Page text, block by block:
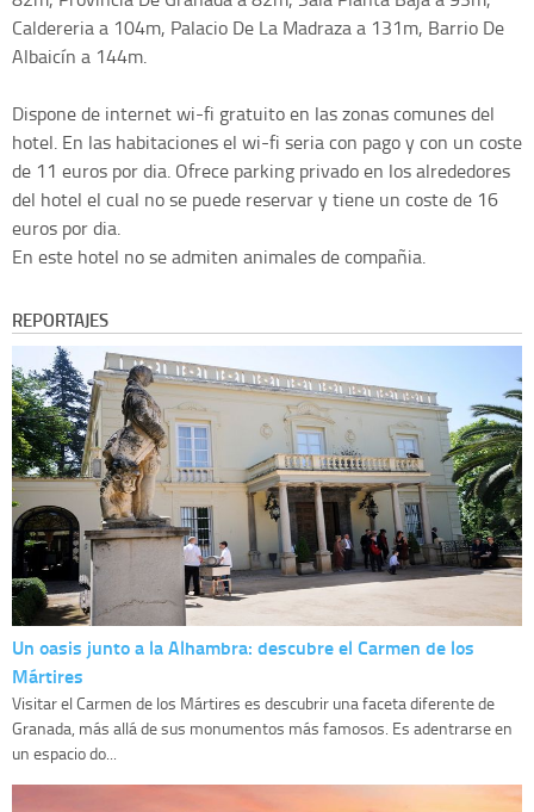
Caldereria a 104m, Palacio De La Madraza a 131m, Barrio De
Albaicín a 144m.
Dispone de internet wi-fi gratuito en las zonas comunes del
hotel. En las habitaciones el wi-fi seria con pago y con un coste
de 11 euros por dia. Ofrece parking privado en los alrededores
del hotel el cual no se puede reservar y tiene un coste de 16
euros por dia.
En este hotel no se admiten animales de compañia.
REPORTAJES
Un oasis junto a la Alhambra: descubre el Carmen de los
Mártires
Visitar el Carmen de los Mártires es descubrir una faceta diferente de
Granada, más allá de sus monumentos más famosos. Es adentrarse en
un espacio do...